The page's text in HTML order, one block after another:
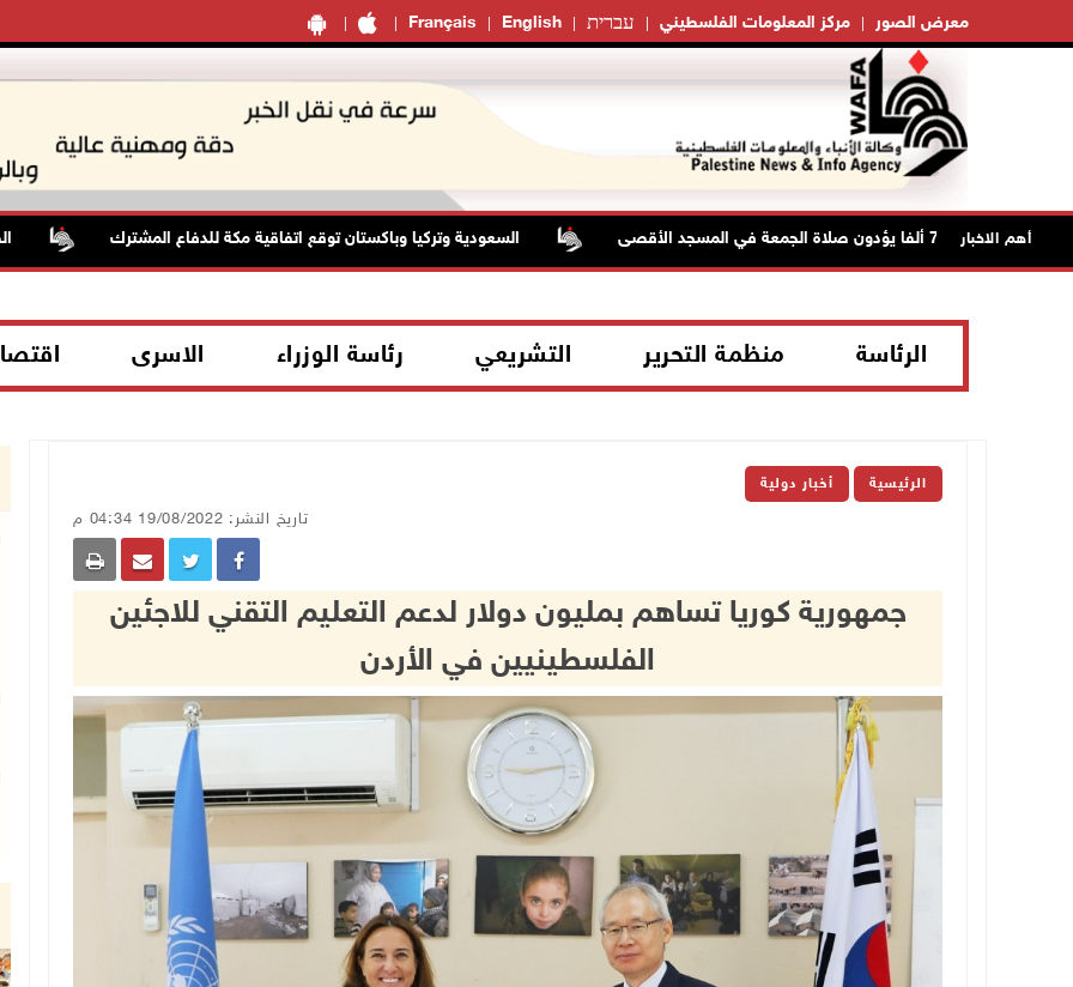
Français English עברית مركز المعلومات الفلسطيني معرض الصور
أهم الاخبار
70 ألفا يؤدون صلاة الجمعة في المسجد الأقصى السعودية وتركيا وباكستان توقع اتفاقية مكة للدفاع المشترك الطقس:
الرئاسة منظمة التحرير التشريعي رئاسة الوزراء الاسرى
الرئيسية أخبار دولية
تاريخ النشر: 19/08/2022 04:34 م
جمهورية كوريا تساهم بمليون دولار لدعم التعليم التقني للاجئين
الفلسطينيين في الأردن